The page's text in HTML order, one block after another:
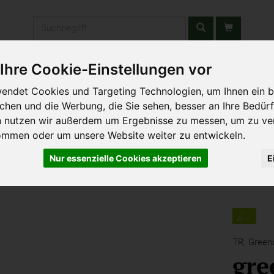
Cookie-Einstellungen vor
Cookies und Targeting Technologien, um Ihnen ein
und die Werbung, die Sie sehen, besser an Ihre
nutzen wir außerdem um Ergebnisse zu messen, um zu
oder um unsere Website weiter zu entwickeln.
Nur essenzielle Cookies akzeptieren
& Schulen Liefergebiet Wochenmarkt
TR,